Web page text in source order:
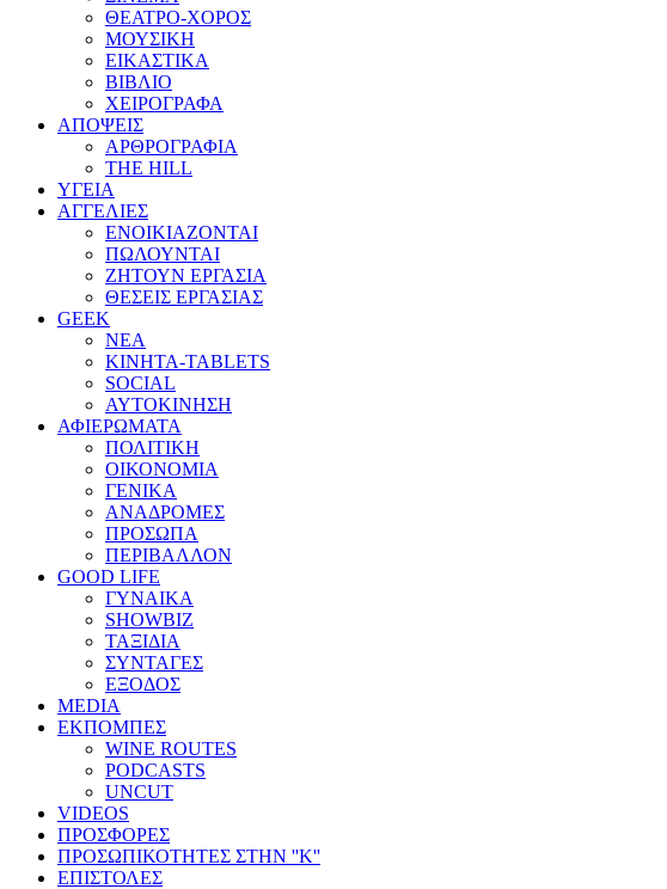
ΘΕΑΤΡΟ-ΧΟΡΟΣ
ΜΟΥΣΙΚΗ
ΕΙΚΑΣΤΙΚΑ
ΒΙΒΛΙΟ
ΧΕΙΡΟΓΡΑΦΑ
ΑΠΟΨΕΙΣ
ΑΡΘΡΟΓΡΑΦΙΑ
THE HILL
ΥΓΕΙΑ
ΑΓΓΕΛΙΕΣ
ΕΝΟΙΚΙΑΖΟΝΤΑΙ
ΠΩΛΟΥΝΤΑΙ
ΖΗΤΟΥΝ ΕΡΓΑΣΙΑ
ΘΕΣΕΙΣ ΕΡΓΑΣΙΑΣ
GEEK
ΝΕΑ
ΚΙΝΗΤΑ-TABLETS
SOCIAL
ΑΥΤΟΚΙΝΗΣΗ
ΑΦΙΕΡΩΜΑΤΑ
ΠΟΛΙΤΙΚΗ
ΟΙΚΟΝΟΜΙΑ
ΓΕΝΙΚΑ
ΑΝΑΔΡΟΜΕΣ
ΠΡΟΣΩΠΑ
ΠΕΡΙΒΑΛΛΟΝ
GOOD LIFE
ΓΥΝΑΙΚΑ
SHOWBIZ
ΤΑΞΙΔΙΑ
ΣΥΝΤΑΓΕΣ
ΕΞΟΔΟΣ
MEDIA
ΕΚΠΟΜΠΕΣ
WINE ROUTES
PODCASTS
UNCUT
VIDEOS
ΠΡΟΣΦΟΡΕΣ
ΠΡΟΣΩΠΙΚΟΤΗΤΕΣ ΣΤΗΝ ''Κ''
ΕΠΙΣΤΟΛΕΣ